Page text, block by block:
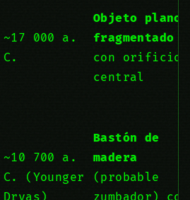
~17 000 a.
C.
Objeto plano
fragmentado
con orificio
central
~10 700 a.
C. (Younger
Dryas)
Bastón de
madera
(probable
zumbador) con